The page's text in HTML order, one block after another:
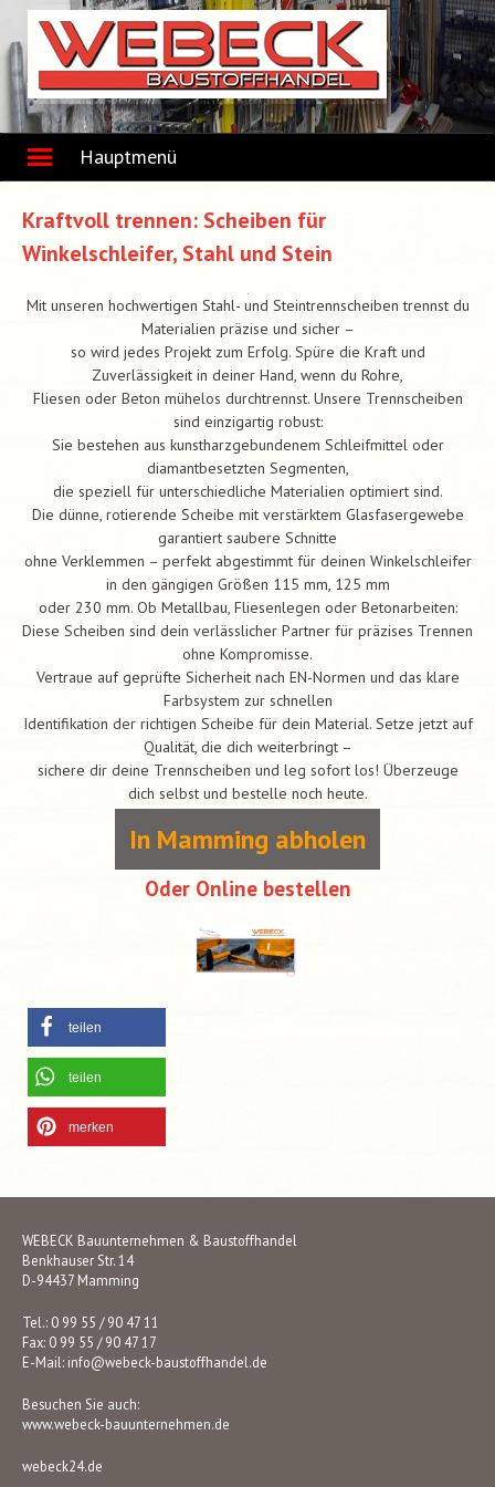
content
Hauptmenü
Kraftvoll trennen: Scheiben für
Winkelschleifer, Stahl und Stein
Mit unseren hochwertigen Stahl- und Steintrennscheiben trennst du
Materialien präzise und sicher –
so wird jedes Projekt zum Erfolg. Spüre die Kraft und
Zuverlässigkeit in deiner Hand, wenn du Rohre,
Fliesen oder Beton mühelos durchtrennst. Unsere Trennscheiben
sind einzigartig robust:
Sie bestehen aus kunstharzgebundenem Schleifmittel oder
diamantbesetzten Segmenten,
die speziell für unterschiedliche Materialien optimiert sind.
Die dünne, rotierende Scheibe mit verstärktem Glasfasergewebe
garantiert saubere Schnitte
ohne Verklemmen – perfekt abgestimmt für deinen Winkelschleifer
in den gängigen Größen 115 mm, 125 mm
oder 230 mm. Ob Metallbau, Fliesenlegen oder Betonarbeiten:
Diese Scheiben sind dein verlässlicher Partner für präzises Trennen
ohne Kompromisse.
Vertraue auf geprüfte Sicherheit nach EN-Normen und das klare
Farbsystem zur schnellen
Identifikation der richtigen Scheibe für dein Material. Setze jetzt auf
Qualität, die dich weiterbringt –
sichere dir deine Trennscheiben und leg sofort los! Überzeuge
dich selbst und bestelle noch heute.
In Mamming abholen
Oder Online bestellen
teilen
teilen
merken
WEBECK Bauunternehmen & Baustoffhandel
Benkhauser Str. 14
D-94437 Mamming
Tel.: 0 99 55 / 90 47 11
Fax: 0 99 55 / 90 47 17
E-Mail: info@webeck-baustoffhandel.de
Besuchen Sie auch:
www.webeck-bauunternehmen.de
webeck24.de